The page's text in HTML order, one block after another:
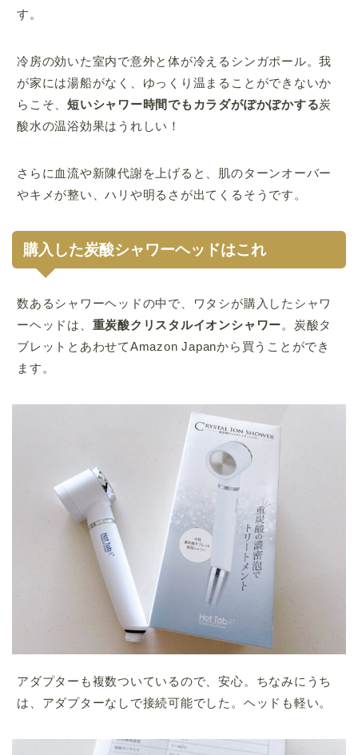
す。
冷房の効いた室内で意外と体が冷えるシンガポール。我
が家には湯船がなく、ゆっくり温まることができないか
らこそ、短いシャワー時間でもカラダがぽかぽかする炭
酸水の温浴効果はうれしい！
さらに血流や新陳代謝を上げると、肌のターンオーバー
やキメが整い、ハリや明るさが出てくるそうです。
購入した炭酸シャワーヘッドはこれ
数あるシャワーヘッドの中で、ワタシが購入したシャワ
ーヘッドは、 重炭酸クリスタルイオンシャワー。炭酸タ
ブレットとあわせてAmazon Japanから買うことができ
ます。
アダプターも複数ついているので、安心。ちなみにうち
は、アダプターなしで接続可能でした。ヘッドも軽い。